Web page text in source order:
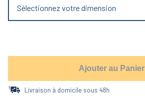
Sélectionnez votre dimension
Ajouter au Panier
Livraison à domicile sous 48h